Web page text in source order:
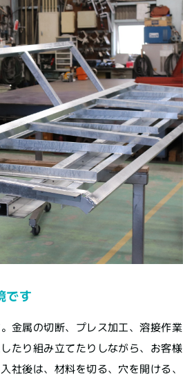
です
金属の切断、プレス加工、溶接作業
たり組み立てたりしながら、お客様
社後は、材料を切る、穴を開ける、